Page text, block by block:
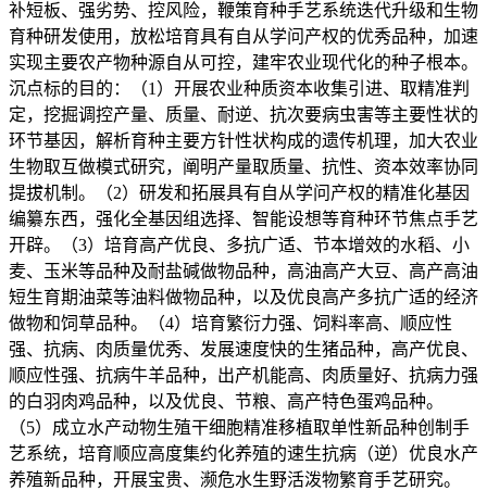
补短板、强劣势、控风险，鞭策育种手艺系统迭代升级和生物
育种研发使用，放松培育具有自从学问产权的优秀品种，加速
实现主要农产物种源自从可控，建牢农业现代化的种子根本。
沉点标的目的：（1）开展农业种质资本收集引进、取精准判
定，挖掘调控产量、质量、耐逆、抗次要病虫害等主要性状的
环节基因，解析育种主要方针性状构成的遗传机理，加大农业
生物取互做模式研究，阐明产量取质量、抗性、资本效率协同
提拔机制。（2）研发和拓展具有自从学问产权的精准化基因
编纂东西，强化全基因组选择、智能设想等育种环节焦点手艺
开辟。（3）培育高产优良、多抗广适、节本增效的水稻、小
麦、玉米等品种及耐盐碱做物品种，高油高产大豆、高产高油
短生育期油菜等油料做物品种，以及优良高产多抗广适的经济
做物和饲草品种。（4）培育繁衍力强、饲料率高、顺应性
强、抗病、肉质量优秀、发展速度快的生猪品种，高产优良、
顺应性强、抗病牛羊品种，出产机能高、肉质量好、抗病力强
的白羽肉鸡品种，以及优良、节粮、高产特色蛋鸡品种。
（5）成立水产动物生殖干细胞精准移植取单性新品种创制手
艺系统，培育顺应高度集约化养殖的速生抗病（逆）优良水产
养殖新品种，开展宝贵、濒危水生野活泼物繁育手艺研究。